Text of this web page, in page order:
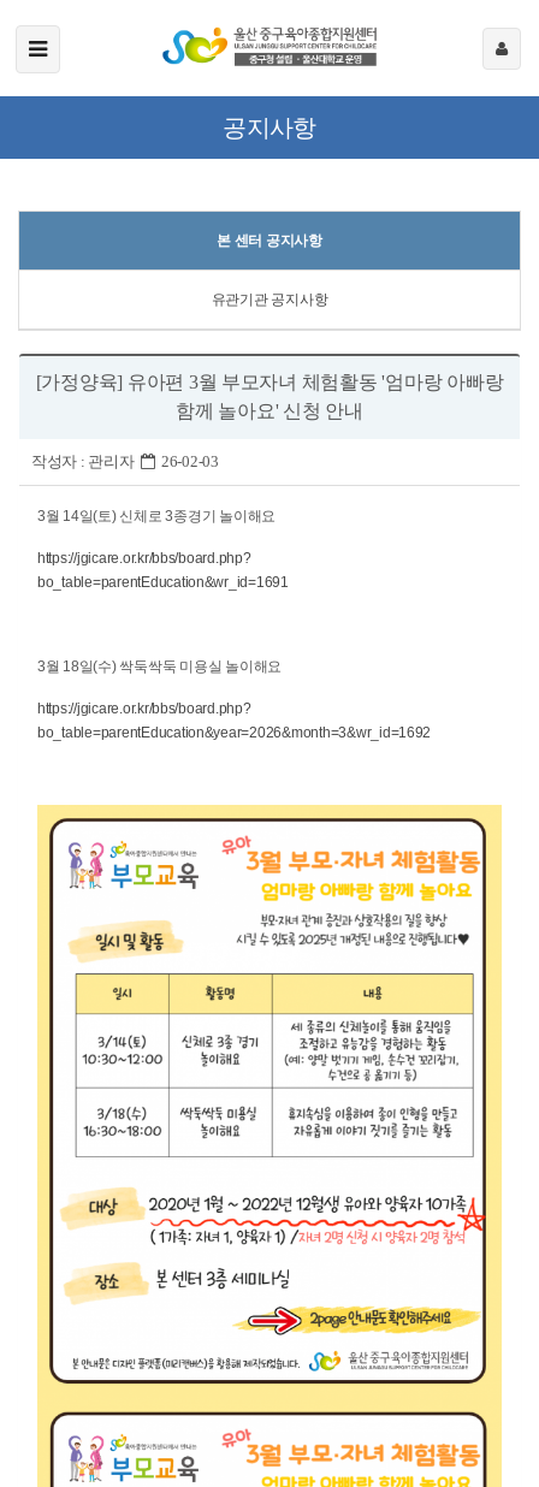
공지사항
본 센터 공지사항
유관기관 공지사항
[가정양육] 유아편 3월 부모자녀 체험활동 '엄마랑 아빠랑
함께 놀아요' 신청 안내
작성자 : 관리자 26-02-03
3월 14일(토) 신체로 3종경기 놀이해요
https://jgicare.or.kr/bbs/board.php?
bo_table=parentEducation&wr_id=1691
3월 18일(수) 싹둑싹둑 미용실 놀이해요
https://jgicare.or.kr/bbs/board.php?
bo_table=parentEducation&year=2026&month=3&wr_id=1692